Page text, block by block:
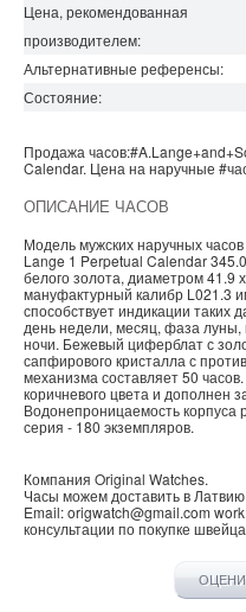
Цена, рекомендованная
производителем:
Альтернативные референсы:
Состояние:
Продажа часов:
Calendar. Цена на наручные
ОПИСАНИЕ ЧАСОВ
Модель мужских наручных
Lange 1 Perpetual Calendar
белого золота, диаметром 41.9
мануфактурный калибр L021.3
способствует индикации таких
день недели, месяц, фаза луны,
ночи. Бежевый циферблат с
сапфирового кристалла с
механизма составляет 50
коричневого цвета и дополнен
Водонепроницаемость корпуса
серия - 180 экземпляров.
Компания Original Watches.
Часы можем доставить в Латвию
Email:origwatch@gmail.com
консультации по покупке